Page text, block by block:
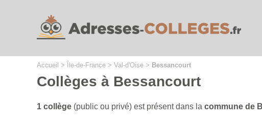
Accueil > Île-de-France > Val-d'Oise > Bessancourt
Collèges à Bessancourt
1 collège (public ou privé) est présent dans la commune de